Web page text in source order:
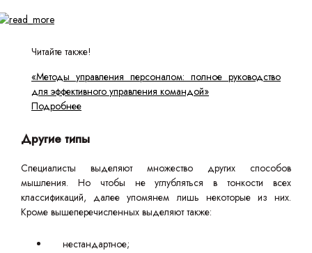
Читайте также!
«Методы управления персоналом: полное руководство
для эффективного управления командой»
Подробнее
Другие типы
Специалисты выделяют множество других способов
мышления. Но чтобы не углубляться в тонкости всех
классификаций, далее упомянем лишь некоторые из них.
Кроме вышеперечисленных выделяют также:
нестандартное;